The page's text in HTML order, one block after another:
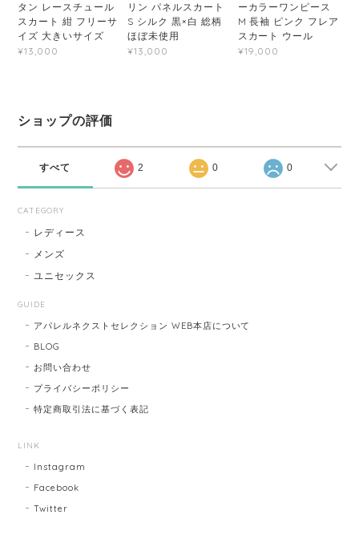
タン レースチュール
スカート 紺 フリーサ
イズ 大きいサイズ
¥13,000
リン パネルスカート
S シルク 黒×白 総柄
ほぼ未使用
¥13,000
ーカラーワンピース
M 長袖 ピンク フレア
スカート ウール
¥19,000
ショップの評価
すべて 2 0 0
CATEGORY
レディース
メンズ
ユニセックス
GUIDE
アパレルネクストセレクション WEB本店について
BLOG
お問い合わせ
プライバシーポリシー
特定商取引法に基づく表記
LINK
Instagram
Facebook
Twitter